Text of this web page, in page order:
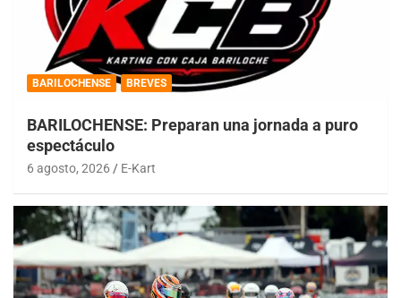
BARILOCHENSE BREVES
BARILOCHENSE: Preparan una jornada a puro
espectáculo
6 agosto, 2026 E-Kart